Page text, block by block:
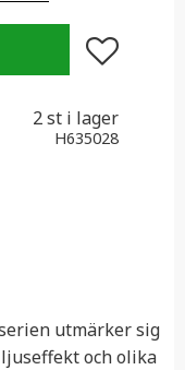
Lägg till i
2 st i lager
H635028
utmärker sig
och olika